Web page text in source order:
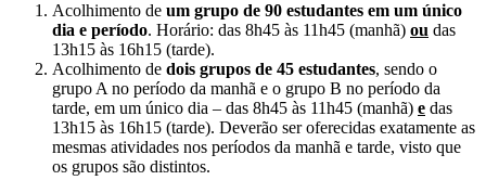
Acolhimento de um grupo de 90 estudantes em um único
dia e período. Horário: das 8h45 às 11h45 (manhã) ou das
13h15 às 16h15 (tarde).
Acolhimento de dois grupos de 45 estudantes, sendo o
grupo A no período da manhã e o grupo B no período da
tarde, em um único dia – das 8h45 às 11h45 (manhã) e das
13h15 às 16h15 (tarde). Deverão ser oferecidas exatamente as
mesmas atividades nos períodos da manhã e tarde, visto que
os grupos são distintos.